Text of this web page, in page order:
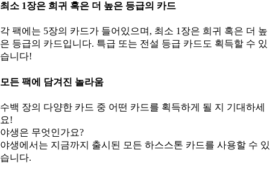
최소 1장은 희귀 혹은 더 높은 등급의 카드
각 팩에는 5장의 카드가 들어있으며, 최소 1장은 희귀 혹은 더 높
은 등급의 카드입니다. 특급 또는 전설 등급 카드도 획득할 수 있
습니다!
모든 팩에 담겨진 놀라움
수백 장의 다양한 카드 중 어떤 카드를 획득하게 될 지 기대하세
요!
야생은 무엇인가요?
야생에서는 지금까지 출시된 모든 하스스톤 카드를 사용할 수 있
습니다.